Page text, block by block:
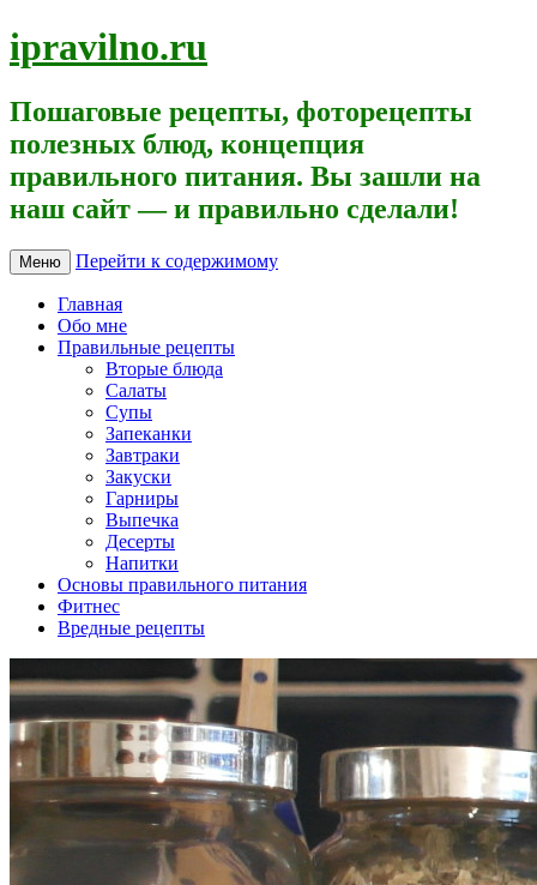
ipravilno.ru
Пошаговые рецепты, фоторецепты
полезных блюд, концепция
правильного питания. Вы зашли на
наш сайт — и правильно сделали!
Меню Перейти к содержимому
Главная
Обо мне
Правильные рецепты
Вторые блюда
Салаты
Супы
Запеканки
Завтраки
Закуски
Гарниры
Выпечка
Десерты
Напитки
Основы правильного питания
Фитнес
Вредные рецепты